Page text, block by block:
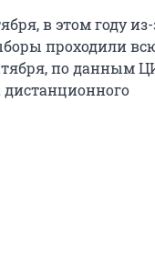
в этом году из-
проходили
по данным
дистанционного